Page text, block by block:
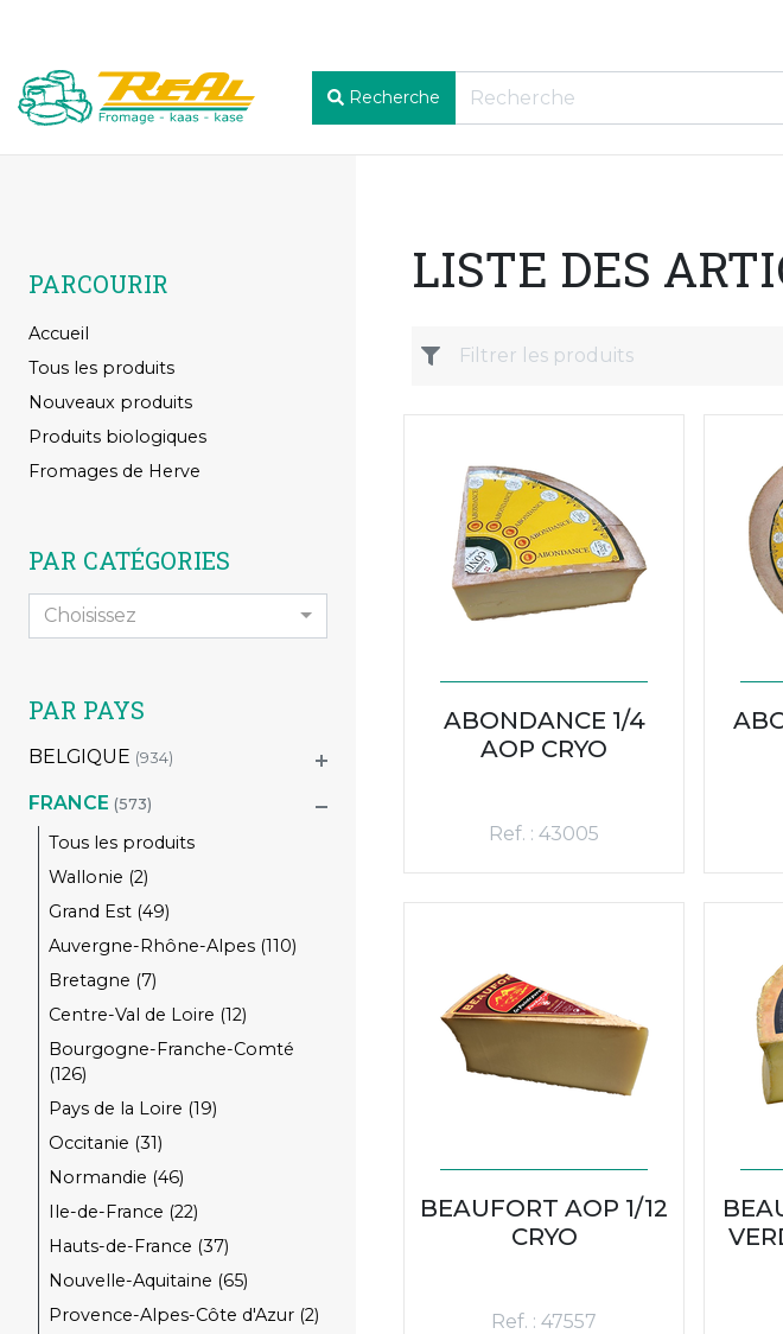
Recherche
PARCOURIR
Accueil
Tous les produits
Nouveaux produits
Produits biologiques
Fromages de Herve
PAR CATÉGORIES
Choisissez
PAR PAYS
BELGIQUE (934)
FRANCE (573)
Tous les produits
Wallonie (2)
Grand Est (49)
Auvergne-Rhône-Alpes (110)
Bretagne (7)
Centre-Val de Loire (12)
Bourgogne-Franche-Comté
(126)
Pays de la Loire (19)
Occitanie (31)
Normandie (46)
Ile-de-France (22)
Hauts-de-France (37)
Nouvelle-Aquitaine (65)
Provence-Alpes-Côte d'Azur (2)
LISTE DES
ABONDANCE 1/4
AOP CRYO
Ref. : 43005
BEAUFORT AOP 1/12
CRYO
Ref. : 47557